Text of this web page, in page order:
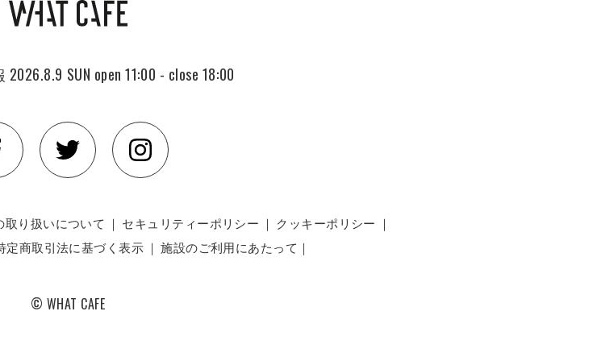
2026.8.9 SUN open 11:00 - close 18:00
取り扱いについて ｜ セキュリティーポリシー ｜ クッキーポリシー ｜
定商取引法に基づく表示 ｜施設のご利用にあたって ｜
© WHAT CAFE